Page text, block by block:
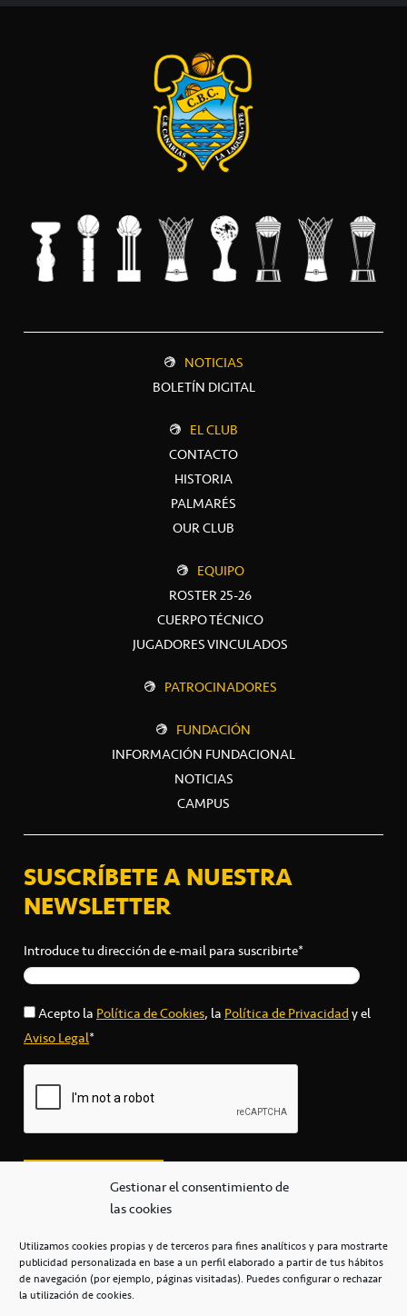
Gestionar el consentimiento de
las cookies
Utilizamos cookies propias y de terceros para fines analíticos y para mostrarte
publicidad personalizada en base a un perfil elaborado a partir de tus hábitos
de navegación (por ejemplo, páginas visitadas). Puedes configurar o rechazar
la utilización de cookies.
NOTICIAS
BOLETÍN DIGITAL
EL CLUB
CONTACTO
HISTORIA
PALMARÉS
OUR CLUB
EQUIPO
ROSTER 25-26
CUERPO TÉCNICO
JUGADORES VINCULADOS
PATROCINADORES
FUNDACIÓN
INFORMACIÓN FUNDACIONAL
NOTICIAS
CAMPUS
SUSCRÍBETE A NUESTRA
NEWSLETTER
Introduce tu dirección de e-mail para suscribirte*
Acepto laPolítica de Cookies, laPolítica de Privacidady el
Aviso Legal*
secretaria@cbcanarias.es
+34 922 253 684